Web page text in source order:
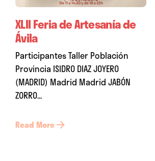
XLII Feria de Artesanía de
Ávila
Participantes Taller Población
Provincia ISIDRO DIAZ JOYERO
(MADRID) Madrid Madrid JABÓN
ZORRO...
Read More